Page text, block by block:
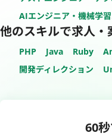
AIエンジニア・機械学
他のスキルで求人・
PHP Java Ruby
開発ディレクション
60